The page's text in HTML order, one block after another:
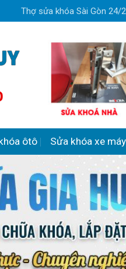
Thợ sửa khóa Sài Gòn 24/
ôtô Sửa khóa xe máy